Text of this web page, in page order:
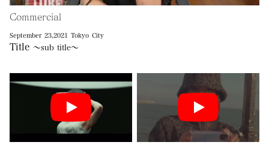
Commercial
September 23,2021 Tokyo City
Title ～sub title～